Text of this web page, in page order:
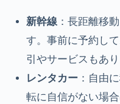
新幹線：長距離移
す。事前に予約し
引やサービスもあり
レンタカー：自由
転に自信がない場